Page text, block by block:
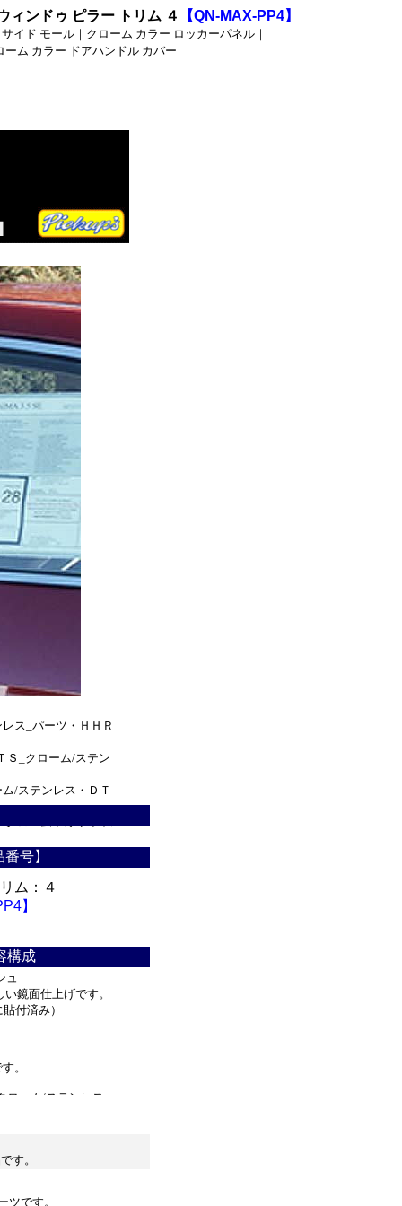
号】
ム：４
】
構成
ュ
鏡面仕上げです。
付済み）
。
す。
です。
グ_ワゴン_クロー
ス・パシフィカ_ク
ス・マグナム_クロ
リバー_クローム/ス
_クローム/ステン
レス■トヨタ/北米
ム/ステンレス_パ
ス_パーツ・ハリア
ス_パーツ・クルー
ーツ・マトリック
アバロン_クローム/
ツ・ＬＸ４７０_カ
/ステンレス・ＥＳ
/ステンレス・シル
ス_パーツ・ＨＨＲ
Ｓ_クローム/ステン
/ステンレス・ＤＴ
クローム/ステンレス
_クローム/ステンレ
_クローム/ステン
ァー_クローム/ス
カイライン_クロー
ローム/ステンレ
ス・Ｇ３７_クロー
パーツ・ＱＸ５６_
ローム/ステンレス
ローム製ロ
製トリム・
ィンドゥ ピラー トリム ４ 【QN-MAX-PP4】
イド モール｜クローム カラー ロッカーパネル｜
ム カラー ドアハンドル カバー